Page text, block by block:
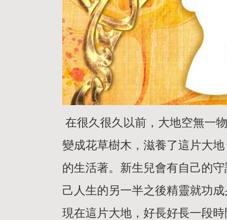
在很久很久以前，大地空無一
變成花草樹木，滋養了這片大
的生活著。新生兒會有自己的
己人生的另一半之後精靈就功
現在這片大地，好長好長一段